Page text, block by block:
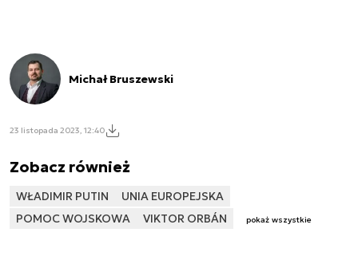
Michał Bruszewski
23 listopada 2023, 12:40
Zobacz również
WŁADIMIR PUTIN
UNIA EUROPEJSKA
POMOC WOJSKOWA
VIKTOR ORBÁN pokaż wszystkie